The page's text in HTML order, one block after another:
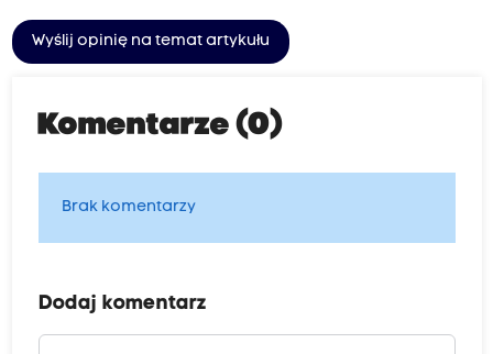
Wyślij opinię na temat artykułu
Komentarze (0)
Brak komentarzy
Dodaj komentarz